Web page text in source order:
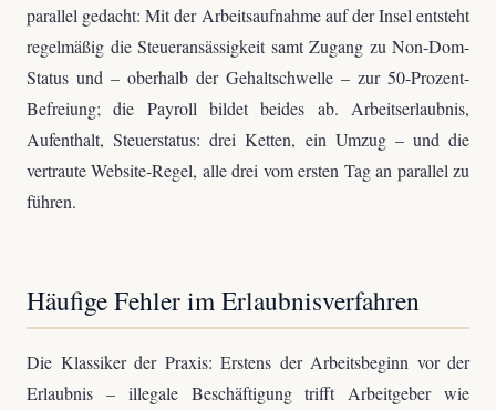
parallel gedacht: Mit der Arbeitsaufnahme auf der Insel entsteht
regelmäßig die Steueransässigkeit samt Zugang zu Non-Dom-
Status und – oberhalb der Gehaltschwelle – zur 50-Prozent-
Befreiung; die Payroll bildet beides ab. Arbeitserlaubnis,
Aufenthalt, Steuerstatus: drei Ketten, ein Umzug – und die
vertraute Website-Regel, alle drei vom ersten Tag an parallel zu
führen.
Häufige Fehler im Erlaubnisverfahren
Die Klassiker der Praxis: Erstens der Arbeitsbeginn vor der
Erlaubnis – illegale Beschäftigung trifft Arbeitgeber wie